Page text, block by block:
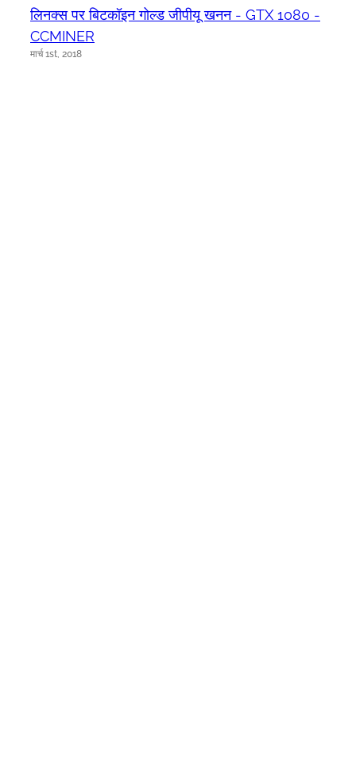
लिनक्स पर बिटकॉइन गोल्ड जीपीयू खनन - GTX 1080 -
CCMINER
मार्च 1st, 2018